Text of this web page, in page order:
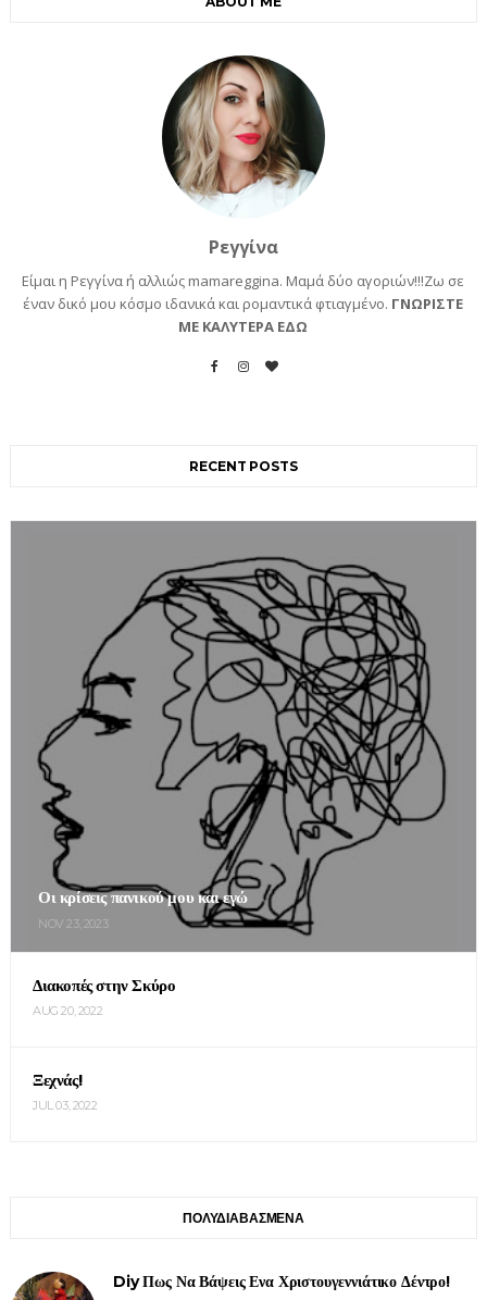
Ρεγγίνα
Είμαι η Ρεγγίνα ή αλλιώς mamareggina. Μαμά δύο αγοριών!!!Ζω σε
έναν δικό μου κόσμο ιδανικά και ρομαντικά φτιαγμένο. ΓΝΩΡΙΣΤΕ
ΜΕ ΚΑΛΥΤΕΡΑ ΕΔΩ
RECENT POSTS
Οι κρίσεις πανικού μου και εγώ
NOV 23, 2023
Διακοπές στην Σκύρο
AUG 20, 2022
Ξεχνάς!
JUL 03, 2022
ΠΟΛΥΔΙΑΒΑΣΜΕΝΑ
Diy Πως Να Βάψεις Ενα Χριστουγεννιάτικο Δέντρο!